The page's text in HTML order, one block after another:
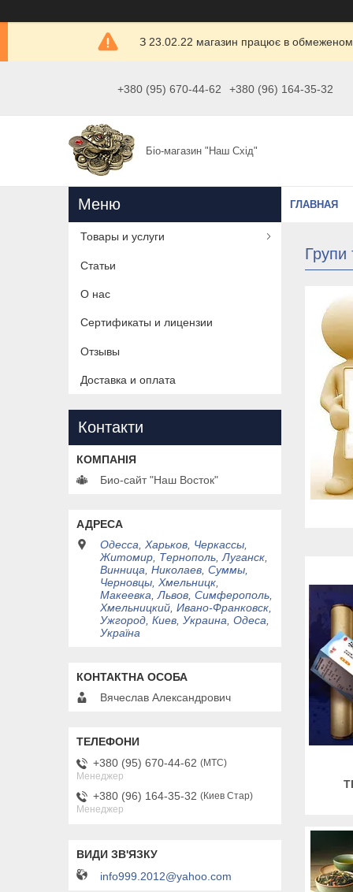
З 23.02.22 магазин працює в
+380 (95) 670-44-62 +380 (96) 164-35-32
Біо-магазин "Наш Схід"
ГЛАВНАЯ
Групи
Товары и услуги
Статьи
О нас
Сертификаты и лицензии
Отзывы
Доставка и оплата
Контакти
Био-сайт "Наш Восток"
Одесса, Харьков, Черкассы,
Житомир, Тернополь, Луганск,
Винница, Николаев, Суммы,
Черновцы, Хмельницк,
Макеевка, Львов, Симферополь,
Хмельницкий, Ивано-Франковск,
Ужгород, Киев, Украина, Одеса,
Україна
Вячеслав Александрович
+380 (95) 670-44-62
МТС
Менеджер
+380 (96) 164-35-32
Киев Стар
Менеджер
info999.2012@yahoo.com